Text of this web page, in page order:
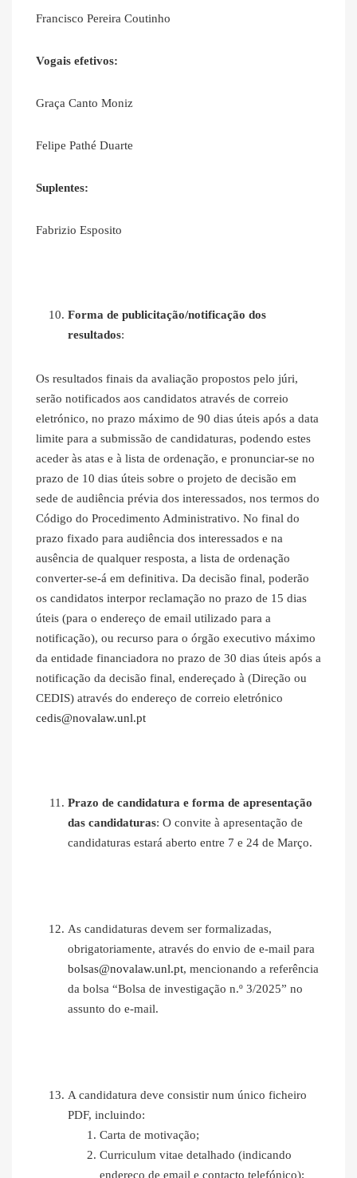
Francisco Pereira Coutinho
Vogais efetivos:
Graça Canto Moniz
Felipe Pathé Duarte
Suplentes:
Fabrizio Esposito
Forma de publicitação/notificação dos
resultados:
Os resultados finais da avaliação propostos pelo júri,
serão notificados aos candidatos através de correio
eletrónico, no prazo máximo de 90 dias úteis após a data
limite para a submissão de candidaturas, podendo estes
aceder às atas e à lista de ordenação, e pronunciar-se no
prazo de 10 dias úteis sobre o projeto de decisão em
sede de audiência prévia dos interessados, nos termos do
Código do Procedimento Administrativo. No final do
prazo fixado para audiência dos interessados e na
ausência de qualquer resposta, a lista de ordenação
converter-se-á em definitiva. Da decisão final, poderão
os candidatos interpor reclamação no prazo de 15 dias
úteis (para o endereço de email utilizado para a
notificação), ou recurso para o órgão executivo máximo
da entidade financiadora no prazo de 30 dias úteis após a
notificação da decisão final, endereçado à (Direção ou
CEDIS) através do endereço de correio eletrónico
cedis@novalaw.unl.pt
Prazo de candidatura e forma de apresentação
das candidaturas: O convite à apresentação de
candidaturas estará aberto entre 7 e 24 de Março.
As candidaturas devem ser formalizadas,
obrigatoriamente, através do envio de e-mail para
bolsas@novalaw.unl.pt, mencionando a referência
da bolsa “Bolsa de investigação n.º 3/2025” no
assunto do e-mail.
A candidatura deve consistir num único ficheiro
PDF, incluindo:
Carta de motivação;
Curriculum vitae detalhado (indicando
endereço de email e contacto telefónico);